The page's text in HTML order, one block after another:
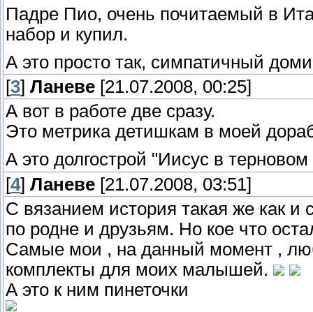
Падре Пио, очень почитаемый в
набор и купил.
А это просто так, симпатичный
[3] Ланеве [21.07.2008, 00:25]
А вот в работе две сразу.
Это метрика детишкам в моей
А это долгострой "Иисус в
[4] Ланеве [21.07.2008, 03:51]
С вязанием история такая же как и
по родне и друзьям. Но кое что
Самые мои , на данный момент ,
комплекты для моих малышей.
А это к ним пинеточки